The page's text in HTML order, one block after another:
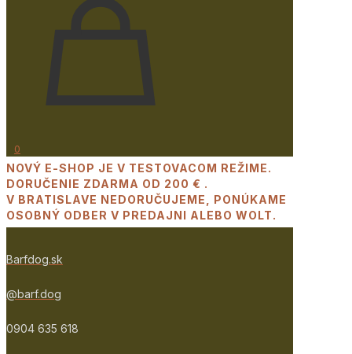
0
NOVÝ E-SHOP JE V TESTOVACOM REŽIME.
DORUČENIE ZDARMA OD 200 € .
V BRATISLAVE NEDORUČUJEME, PONÚKAME
OSOBNÝ ODBER V PREDAJNI ALEBO WOLT.
Barfdog.sk
@barf.dog
0904 635 618